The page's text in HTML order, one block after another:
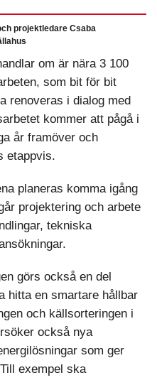
projektledare Csaba
om är nära 3 100
som bit för bit
renoveras i dialog med
kommer att pågå i
år framöver och
etappvis.
planeras komma igång
projektering och arbete
tekniska
görs också en del
hitta en smartare hållbar
och källsorteringen i
också nya
som ger
exempel ska